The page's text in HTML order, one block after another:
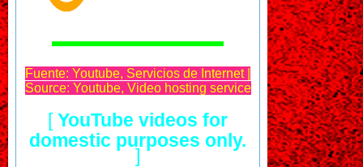
Fuente: Youtube, Servicios de Internet |
Source: Youtube, Video hosting service
[YouTube videos for
domestic purposes only.
]